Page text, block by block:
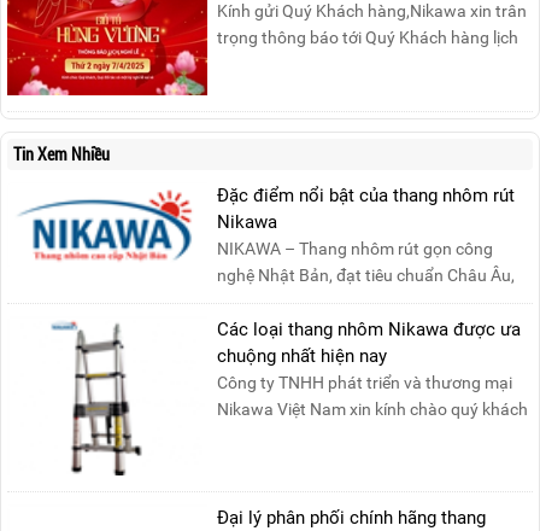
Kính gửi Quý Khách hàng,Nikawa xin trân
trọng thông báo tới Quý Khách hàng lịch
07/04/2025, nhằm ngày Giỗ Tổ Hùng
Tin Xem Nhiều
Đặc điểm nổi bật của thang nhôm rút
Nikawa
NIKAWA – Thang nhôm rút gọn công
nghệ Nhật Bản, đạt tiêu chuẩn Châu Âu,
đảm bảo sự an toàn tuy....
Các loại thang nhôm Nikawa được ưa
chuộng nhất hiện nay
Công ty TNHH phát triển và thương mại
Nikawa Việt Nam xin kính chào quý khách
Đại lý phân phối chính hãng thang